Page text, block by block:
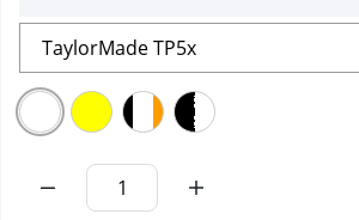
TaylorMade TP5x